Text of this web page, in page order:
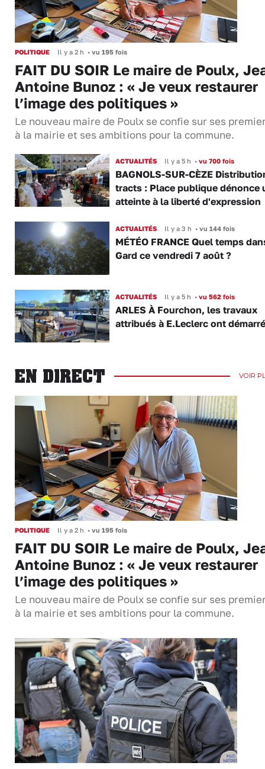
POLITIQUE Il y a 2 h • vu 195 fois
FAIT DU SOIR Le maire de Poulx,
Antoine Bunoz : « Je veux restaurer
l’image des politiques »
Le nouveau maire de Poulx se confie sur ses
à la mairie et ses ambitions pour la commune.
ACTUALITÉS Il y a 5 h •vu 700 fois
BAGNOLS-SUR-CÈZE
tracts : Place publique dénonce
atteinte à la liberté d'expression
ACTUALITÉS Il y a 3 h •vu 144 fois
MÉTÉO FRANCE Quel temps
Gard ce vendredi 7 août ?
ACTUALITÉS Il y a 5 h •vu 562 fois
ARLES À Fourchon, les travaux
attribués à E.Leclerc ont démarré
EN DIRECT VOIR
POLITIQUE Il y a 2 h • vu 195 fois
FAIT DU SOIR Le maire de Poulx,
Antoine Bunoz : « Je veux restaurer
l’image des politiques »
Le nouveau maire de Poulx se confie sur ses
à la mairie et ses ambitions pour la commune.